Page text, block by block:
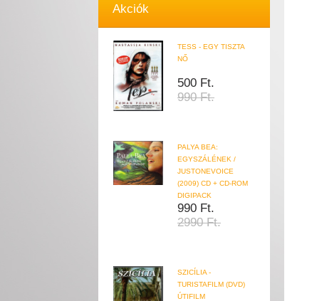
Akciók
TESS - EGY TISZTA
NŐ
500 Ft.
990 Ft.
PALYA BEA:
EGYSZÁLÉNEK /
JUSTONEVOICE
(2009) CD + CD-ROM
DIGIPACK
990 Ft.
2990 Ft.
SZICÍLIA -
TURISTAFILM (DVD)
ÚTIFILM